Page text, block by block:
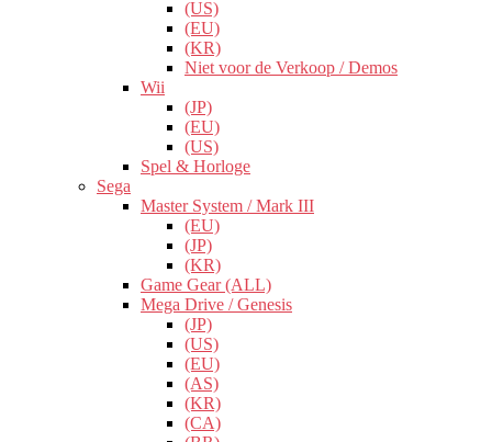
(US)
(EU)
(KR)
Niet voor de Verkoop / Demos
Wii
(JP)
(EU)
(US)
Spel & Horloge
Sega
Master System / Mark III
(EU)
(JP)
(KR)
Game Gear (ALL)
Mega Drive / Genesis
(JP)
(US)
(EU)
(AS)
(KR)
(CA)